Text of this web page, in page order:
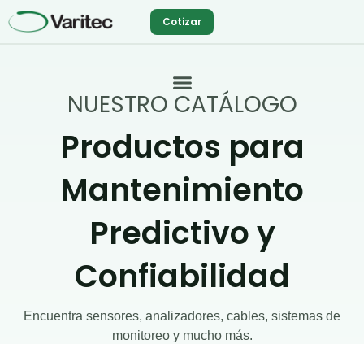
al
Cotizar
NUESTRO CATÁLOGO
Productos para
Mantenimiento
Predictivo y
Confiabilidad
Encuentra sensores, analizadores, cables, sistemas de
monitoreo y mucho más.